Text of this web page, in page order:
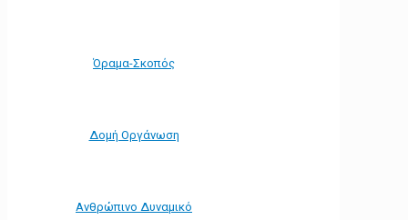
Όραμα-Σκοπός
Δομή Οργάνωση
Ανθρώπινο Δυναμικό